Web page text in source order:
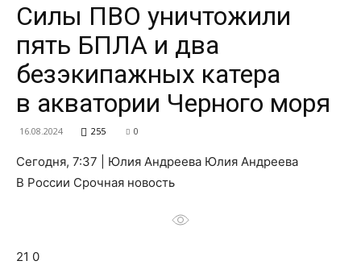
и
Силы ПВО уничтожили
пять БПЛА и два
безэкипажных катера
в акватории Черного моря
16.08.2024 255 0
Сегодня, 7:37 | Юлия Андреева Юлия Андреева
В России Срочная новость
21 0